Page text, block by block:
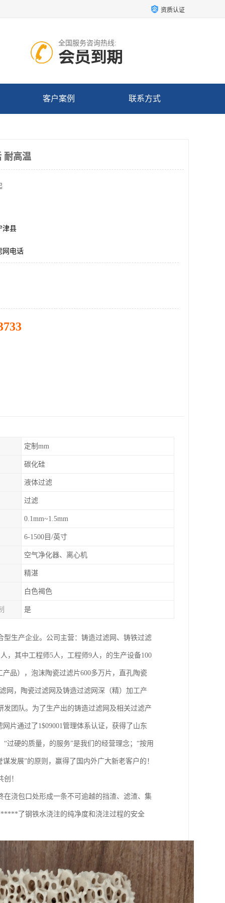
资质认证
全国服务咨询热线:
会员到期
客户案例 联系方式
耐高温
津县
网电话
定制mm
碳化硅
液体过滤
过滤
0.1mm~1.5mm
6-1500目/英寸
空气净化器、离心机
精湛
白色褐色
是
生产企业。公司主营：铸造过滤网、铸铁过滤
，其中工程师5人，工程师9人，的生产设备100
品），泡沫陶瓷过滤片600多万片，直孔陶瓷
网，陶瓷过滤网及铸造过滤网深（精）加工产
团队。为了生产出的铸造过滤网及相关过滤产
片通过了1$09001管理体系认证，获得了山东
过硬的质量，的服务”是我们的经营理念；“按用
发展”的原则，赢得了国内外广大新老客户的！
！
浇包口处形成一条不可逾越的挡渣、滤渣、集
了钢铁水浇注的纯净度和浇注过程的安全